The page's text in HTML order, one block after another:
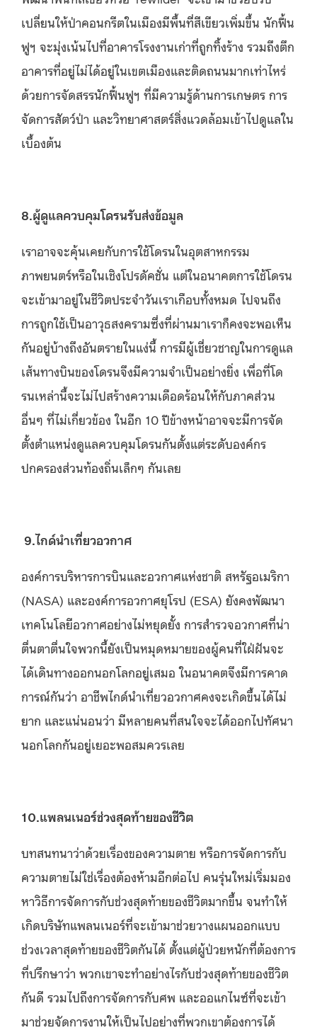
เปลี่ยนให้ป่าคอนกรีตในเมืองมีพื้นที่สีเขียวเพิ่มขึ้น นักฟื้น
ฟูฯ จะมุ่งเน้นไปที่อาคารโรงงานเก่าที่ถูกทิ้งร้าง รวมถึงตึก
อาคารที่อยู่ไม่ได้อยู่ในเขตเมืองและติดถนนมากเท่าไหร่
ด้วยการจัดสรรนักฟื้นฟูฯ ที่มีความรู้ด้านการเกษตร การ
จัดการสัตว์ป่า และวิทยาศาสตร์สิ่งแวดล้อมเข้าไปดูแลใน
เบื้องต้น
8.ผู้ดูแลควบคุมโดรนรับส่งข้อมูล
เราอาจจะคุ้นเคยกับการใช้โดรนในอุตสาหกรรม
ภาพยนตร์หรือในเชิงโปรดัคชั่น แต่ในอนาคตการใช้โดรน
จะเข้ามาอยู่ในชีวิตประจำวันเราเกือบทั้งหมด ไปจนถึง
การถูกใช้เป็นอาวุธสงครามซึ่งที่ผ่านมาเราก็คงจะพอเห็น
กันอยู่บ้างถึงอันตรายในแง่นี้ การมีผู้เชี่ยวชาญในการดูแล
เส้นทางบินของโดรนจึงมีความจำเป็นอย่างยิ่ง เพื่อที่โด
รนเหล่านี้จะไม่ไปสร้างความเดือดร้อนให้กับภาคส่วน
อื่นๆ ที่ไม่เกี่ยวข้อง ในอีก 10 ปีข้างหน้าอาจจะมีการจัด
ตั้งตำแหน่งดูแลควบคุมโดรนกันตั้งแต่ระดับองค์กร
ปกครองส่วนท้องถิ่นเล็กๆ กันเลย
9.ไกด์นำเที่ยวอวกาศ
องค์การบริหารการบินและอวกาศแห่งชาติ สหรัฐอเมริกา
(NASA) และองค์การอวกาศยุโรป (ESA) ยังคงพัฒนา
เทคโนโลยีอวกาศอย่างไม่หยุดยั้ง การสำรวจอวกาศที่น่า
ตื่นตาตื่นใจพวกนี้ยังเป็นหมุดหมายของผู้คนที่ใฝ่ฝันจะ
ได้เดินทางออกนอกโลกอยู่เสมอ ในอนาคตจึงมีการคาด
การณ์กันว่า อาชีพไกด์นำเที่ยวอวกาศคงจะเกิดขึ้นได้ไม่
ยาก และแน่นอนว่า มีหลายคนที่สนใจจะได้ออกไปทัศนา
นอกโลกกันอยู่เยอะพอสมควรเลย
10.แพลนเนอร์ช่วงสุดท้ายของชีวิต
บทสนทนาว่าด้วยเรื่องของความตาย หรือการจัดการกับ
ความตายไม่ใช่เรื่องต้องห้ามอีกต่อไป คนรุ่นใหม่เริ่มมอง
หาวิธีการจัดการกับช่วงสุดท้ายของชีวิตมากขึ้น จนทำให้
เกิดบริษัทแพลนเนอร์ที่จะเข้ามาช่วยวางแผนออกแบบ
ช่วงเวลาสุดท้ายของชีวิตกันได้ ตั้งแต่ผู้ป่วยหนักที่ต้องการ
ที่ปรึกษาว่า พวกเขาจะทำอย่างไรกับช่วงสุดท้ายของชีวิต
กันดี รวมไปถึงการจัดการกับศพ และออแกไนซ์ที่จะเข้า
มาช่วยจัดการงานให้เป็นไปอย่างที่พวกเขาต้องการได้